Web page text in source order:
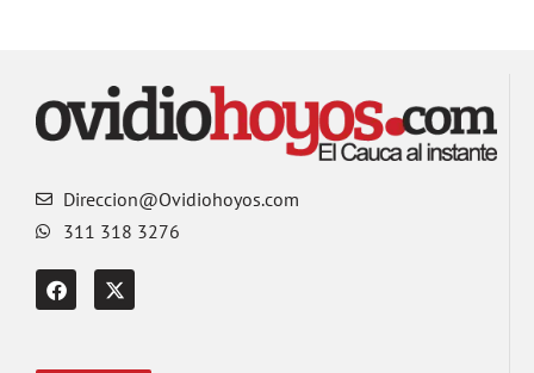
Direccion@Ovidiohoyos.com
311 318 3276